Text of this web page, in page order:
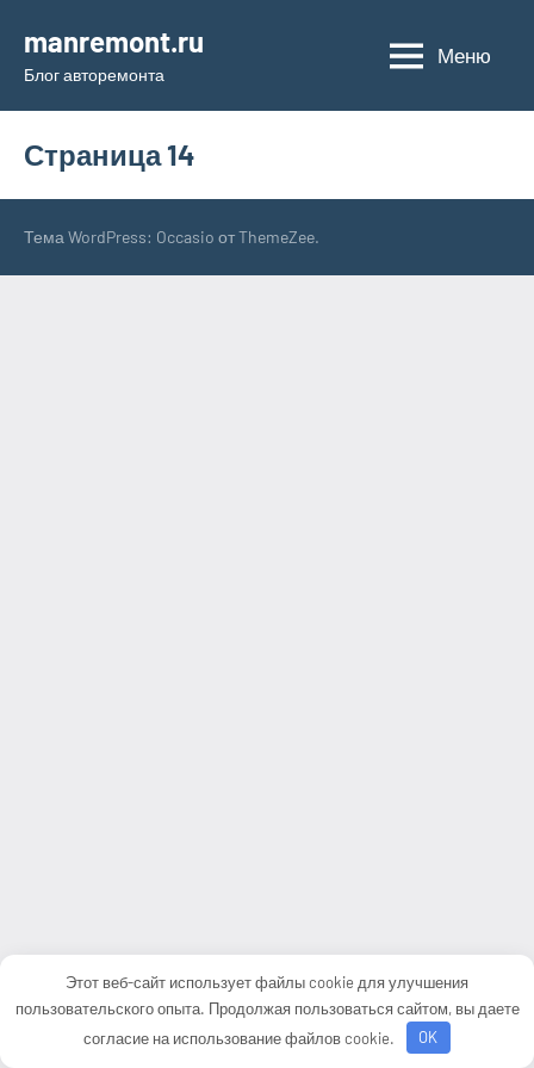
содержимому
manremont.ru
Блог авторемонта
Меню
Страница 14
Тема WordPress: Occasio от ThemeZee.
Этот веб-сайт использует файлы cookie для улучшения
пользовательского опыта. Продолжая пользоваться сайтом, вы даете
согласие на использование файлов cookie.
OK